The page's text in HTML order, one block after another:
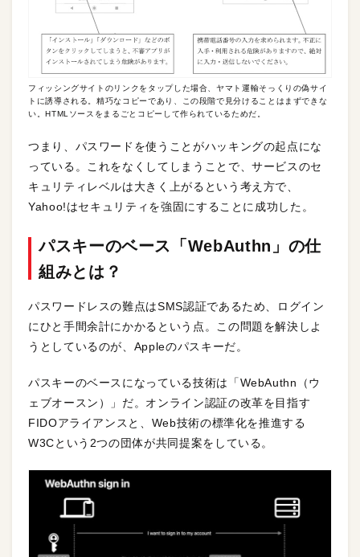
フィッシングサイトのリンクをタップした場合、ヤマト運輸そっくりの偽サイ
トに誘導される。精巧なコピーであり、この段階で見分けることはまずできな
い。HTMLソースをまるごとコピーして作られているためだ。
つまり、パスワードを使うことがハッキングの起点にな
っている。これをなくしてしまうことで、サービスのセ
キュリティレベルは大きく上がるという考え方で、
Yahoo!はセキュリティを強固にすることに成功した。
パスキーのベース「WebAuthn」の仕
組みとは？
パスワードレスの難点はSMS認証であるため、ログイン
にひと手間余計にかかるという点。この問題を解決しよ
うとしているのが、Appleのパスキーだ。
パスキーのベースになっている技術は「WebAuthn（ウ
ェブオースン）」だ。オンライン認証の改革を目指す
FIDOアライアンスと、Web技術の標準化を推進する
W3Cという2つの団体が共同提案をしている。